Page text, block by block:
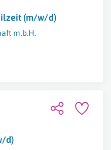
(m/w/d)
m.b.H.
d)